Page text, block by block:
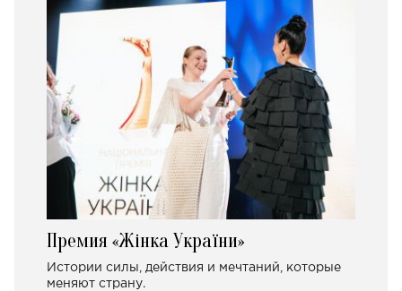
Премия «Жінка України»
Истории силы, действия и мечтаний, которые
меняют страну.